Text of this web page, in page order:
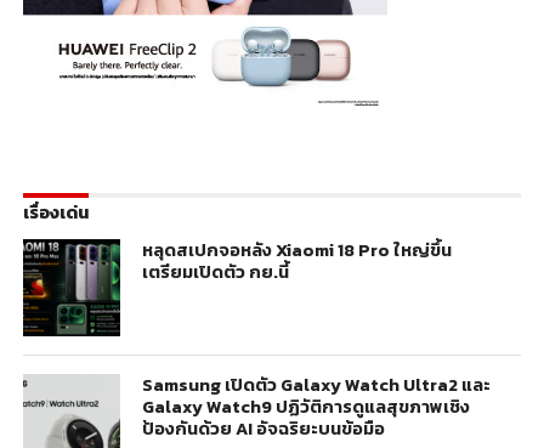
เรื่องเด่น
หลุดสเปกจอหลัง Xiaomi 18 Pro ใหญ่ขึ้น
เตรียมเปิดตัว กย.นี้
Samsung เปิดตัว Galaxy Watch Ultra2 และ
Galaxy Watch9 ปฏิวัติการดูแลสุขภาพเชิง
ป้องกันด้วย AI อัจฉริยะบนข้อมือ